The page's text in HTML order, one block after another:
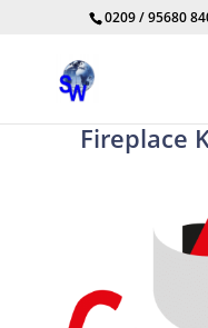
0209 / 95680
Fireplace